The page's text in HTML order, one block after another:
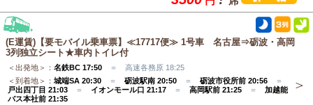
(E運賃)【要モバイル乗車票】≪17717便≫ 1号車 名古屋⇒砺波・高岡
3列独立シート★車内トイレ付
＜出発地＞： 名鉄BC 17:50 ＝ 高速各務原 18:25
＜到着地＞： 城端SA 20:30 ＝ 砺波駅南 20:50 ＝ 砺波市役所前 20:56 ＝
戸出四丁目 21:03 ＝ イオンモール口 21:17 ＝ 高岡駅前 21:25 ＝ 加越能
バス本社前 21:35